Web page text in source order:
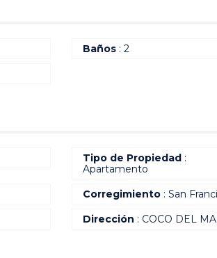
Baños: 2
Tipo de Propiedad:
Apartamento
Corregimiento: San
Dirección : COCO DEL